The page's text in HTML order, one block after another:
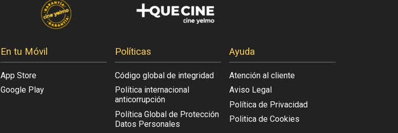
En tu Móvil
App Store
Google Play
Políticas
Código global de integridad
Política internacional
anticorrupción
Política Global de Protección
Datos Personales
Ayuda
Atención al cliente
Aviso Legal
Política de Privacidad
Politica de Cookies